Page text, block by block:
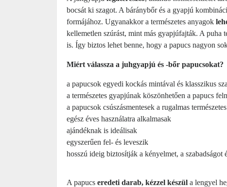
bocsát ki szagot. A báránybőr és a gyapjú
formájához. Ugyanakkor a természetes anyagok
kellemetlen szúrást, mint más gyapjúfajták. A puha
is. Így biztos lehet benne, hogy a papucs nagyon
Miért válassza a juhgyapjú és -bőr papucsokat?
a papucsok egyedi kockás mintával és klasszikus
a természetes gyapjúnak köszönhetően a papucs
a papucsok csúszásmentesek a rugalmas
egész éves használatra alkalmasak
ajándéknak is ideálisak
egyszerűen fel- és leveszik
hosszú ideig biztosítják a kényelmet, a szabadságot
A papucs eredeti darab, kézzel készül a lengyel